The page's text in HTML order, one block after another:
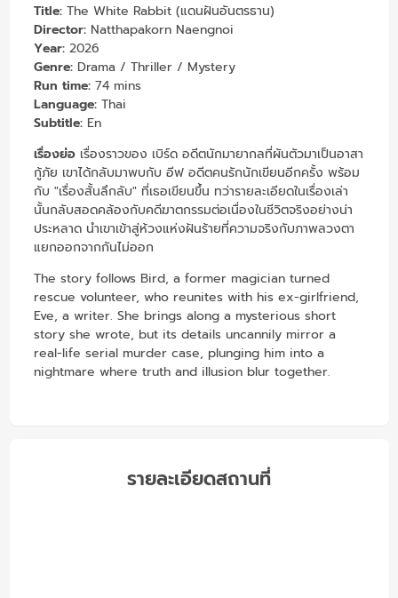
Title: The White Rabbit (แดนฝันอันตรธาน)
Director: Natthapakorn Naengnoi
Year: 2026
Genre: Drama / Thriller / Mystery
Run time: 74 mins
Language: Thai
Subtitle: En
เรื่องย่อ เรื่องราวของ เบิร์ด อดีตนักมายากลที่ผันตัวมาเป็นอาสา
กู้ภัย เขาได้กลับมาพบกับ อีฟ อดีตคนรักนักเขียนอีกครั้ง พร้อม
กับ "เรื่องสั้นลึกลับ" ที่เธอเขียนขึ้น ทว่ารายละเอียดในเรื่องเล่า
นั้นกลับสอดคล้องกับคดีฆาตกรรมต่อเนื่องในชีวิตจริงอย่างน่า
ประหลาด นำเขาเข้าสู่ห้วงแห่งฝันร้ายที่ความจริงกับภาพลวงตา
แยกออกจากกันไม่ออก
The story follows Bird, a former magician turned
rescue volunteer, who reunites with his ex-girlfriend,
Eve, a writer. She brings along a mysterious short
story she wrote, but its details uncannily mirror a
real-life serial murder case, plunging him into a
nightmare where truth and illusion blur together.
รายละเอียดสถานที่